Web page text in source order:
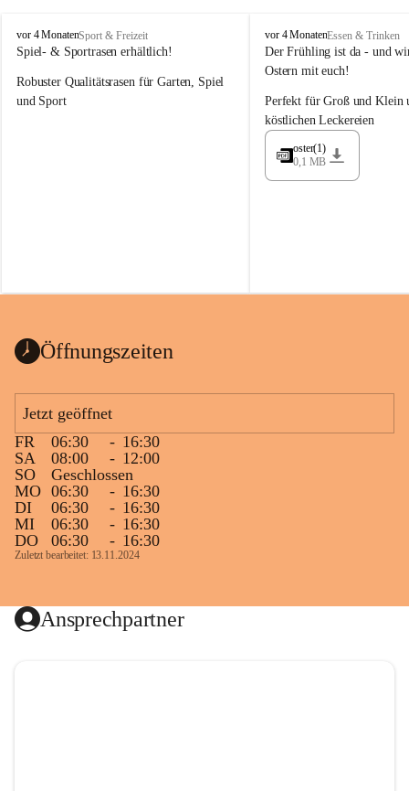
M
a
e
r
vor 4 MonatenSport & Freizeit
Spiel- & Sportrasen erhältlich!
Robuster Qualitätsrasen für Garten, Spiel
und Sport
M
a
y
r
G
ü
e
vor 4 MonatenEssen & Trinken
Der Frühling ist da - und
Ostern mit euch!
Perfekt für Groß und Klein
köstlichen Leckereien
oster(1)
0,1 MB
Öffnungszeiten
Jetzt geöffnet
FR
06:30 - 16:30
SA
08:00 - 12:00
SO
Geschlossen
MO 06:30 - 16:30
DI
06:30 - 16:30
MI
06:30 - 16:30
DO
06:30 - 16:30
Zuletzt bearbeitet: 13.11.2024
Ansprechpartner